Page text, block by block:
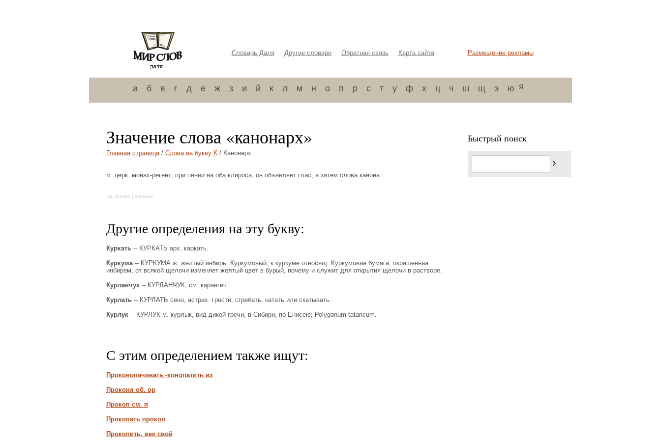
Словарь Даля Другие словари Обратная связь Карта сайта Размещение рекламы
а б в г д е ж з и й к л м н о п р с т у ф х ц ч ш щ э ю я
Значение слова «канонарх»
Главная страница/ Слова на букву К/ Канонарх
м. церк. монах-регент; при пении на оба клироса, он объявляет глас, а затем слова канона.
На правах рекламы:
Другие определения на эту букву:
Куркать-- КУРКАТЬ арх. каркать.
Куркума-- КУРКУМА ж. желтый инбирь. Куркумовый, к куркуме относящ. Куркумовая бумага, окрашенная
инбирем, от всякой щелочи изменяет желтый цвет в бурый, почему и служит для открытия щелочи в растворе.
Курланчук-- КУРЛАНЧУК, см. карангич.
Курлать-- КУРЛАТЬ сено, астрах. грести, сгребать, катать или скатывать.
Курлук-- КУРЛУК м. курлык, вид дикой гречи, в Сибири, по Енисею; Роlygonum tataricum.
С этим определением также ищут:
Проконопачивать -конопатить из
Проконя об. ор
Прокоп см. п
Прокопать прокоп
Прокопить. век свой
Быстрый поиск